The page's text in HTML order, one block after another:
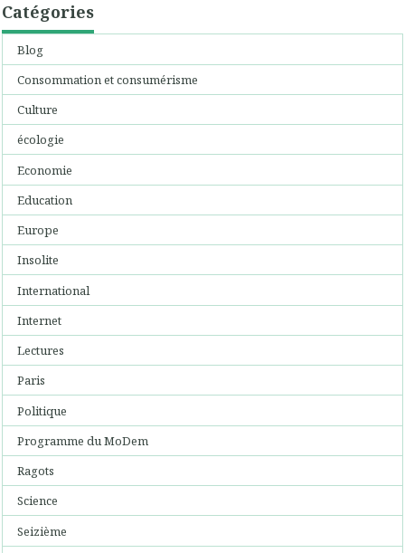
Catégories
Blog
Consommation et consumérisme
Culture
écologie
Economie
Education
Europe
Insolite
International
Internet
Lectures
Paris
Politique
Programme du MoDem
Ragots
Science
Seizième